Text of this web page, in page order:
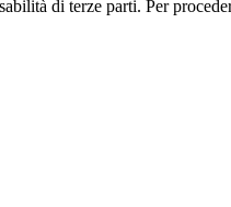
di terze parti. Per